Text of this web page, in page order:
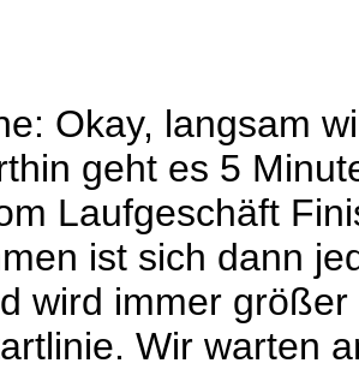
Okay, langsam
geht es 5
Laufgeschäft
ist sich dann
wird immer
Wir warten